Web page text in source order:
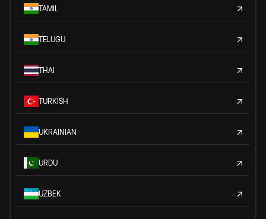
TAMIL
TELUGU
THAI
TURKISH
UKRAINIAN
URDU
UZBEK